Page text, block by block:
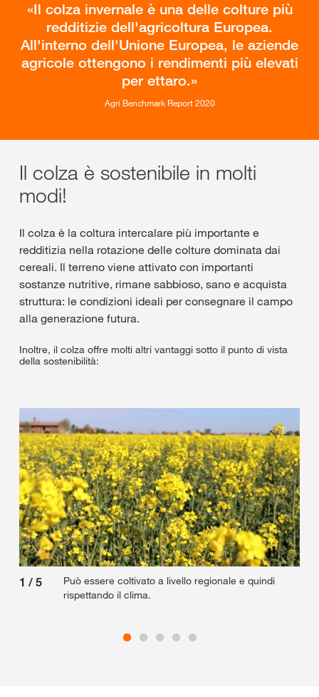
Il colza invernale è una delle colture più
redditizie dell'agricoltura Europea.
All'interno dell'Unione Europea, le aziende
agricole ottengono i rendimenti più elevati
per ettaro.
Agri Benchmark Report 2020
Il colza è sostenibile in molti
modi!
Il colza è la coltura intercalare più importante e
redditizia nella rotazione delle colture dominata dai
cereali. Il terreno viene attivato con importanti
sostanze nutritive, rimane sabbioso, sano e acquista
struttura: le condizioni ideali per consegnare il campo
alla generazione futura.
Inoltre, il colza offre molti altri vantaggi sotto il punto di vista
della sostenibilità:
1 / 5
Può essere coltivato a livello regionale e quindi
rispettando il clima.